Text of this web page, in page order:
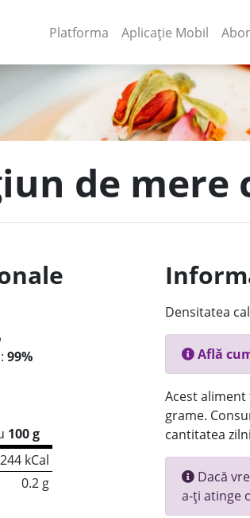
Platforma (current)
Aplicație Mobil
de mere
99%
100 g
kCal
0.2 g
Densitatea
Află
Acest
grame.
cantitatea
Dacă
a-ți atinge